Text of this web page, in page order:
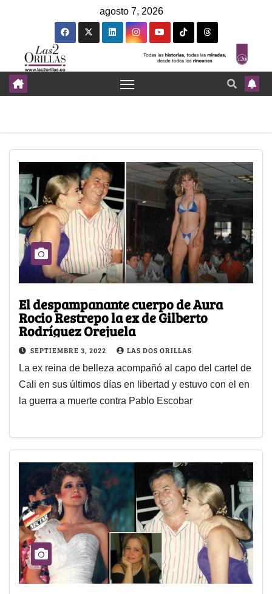
agosto 7, 2026
El despampanante cuerpo de Aura
Rocio Restrepo la ex de Gilberto
Rodríguez Orejuela
SEPTIEMBRE 3, 2022 LAS DOS ORILLAS
La ex reina de belleza acompañó al capo del cartel de
Cali en sus últimos días en libertad y estuvo con el en
la guerra a muerte contra Pablo Escobar